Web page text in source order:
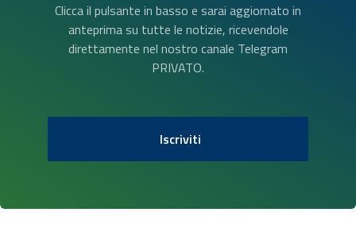
Clicca il pulsante in basso e sarai aggiornato in
anteprima su tutte le notizie, ricevendole
direttamente nel nostro canale Telegram
PRIVATO.
Iscriviti